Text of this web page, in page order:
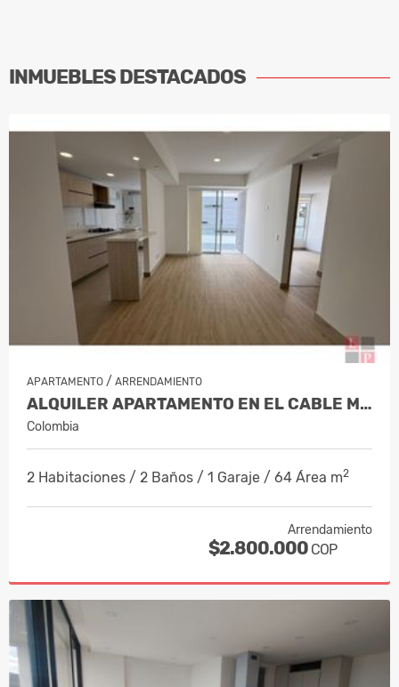
INMUEBLESDESTACADOS
APARTAMENTO / ARRENDAMIENTO
ALQUILER APARTAMENTO EN EL CABLE MAN…
Colombia
2 Habitaciones / 2 Baños / 1 Garaje / 64 Área m2
Arrendamiento
$2.800.000 COP